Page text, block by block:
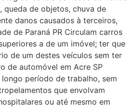
queda de objetos, chuva de
danos causados à terceiros,
de Paraná PR Circulam carros
a de um imóvel; ter que
de um destes veículos sem ter
de automóvel em Acre SP
período de trabalho, sem
que envolvam
ou até mesmo em